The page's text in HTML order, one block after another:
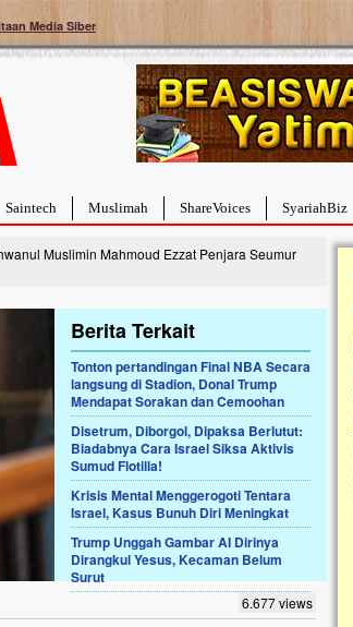
Media Siber
Saintech Muslimah ShareVoices SyariahBiz
Muslimin Mahmoud Ezzat Penjara Seumur
Berita Terkait
Tonton pertandingan Final NBA Secara
langsung di Stadion, Donal Trump
Mendapat Sorakan dan Cemoohan
Disetrum, Diborgol, Dipaksa Berlutut:
Biadabnya Cara Israel Siksa Aktivis
Sumud Flotilla!
Krisis Mental Menggerogoti Tentara
Israel, Kasus Bunuh Diri Meningkat
Trump Unggah Gambar AI Dirinya
Dirangkul Yesus, Kecaman Belum
Surut
6.677 views
Dari
harus
tumor
Lima Tahun Mangkrak, Masjid di
Pelosok ini Mengenaskan. Ayo Bantu.!!
Nasib masjid di Kampung Cilumbu ini sungguh
mengenaskan. Lima tahun mangkrak, kini nyaris
tak berbentuk masjid, dipenuhi rumput liar,